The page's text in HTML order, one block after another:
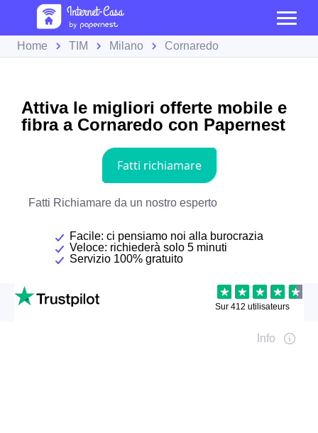
Home TIM Milano Cornaredo